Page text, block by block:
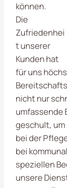
können.
Die
Zufriedenhei
t unserer
Kunden hat
für uns
nicht nur
umfassende
geschult, um
bei der
bei
speziellen
unsere